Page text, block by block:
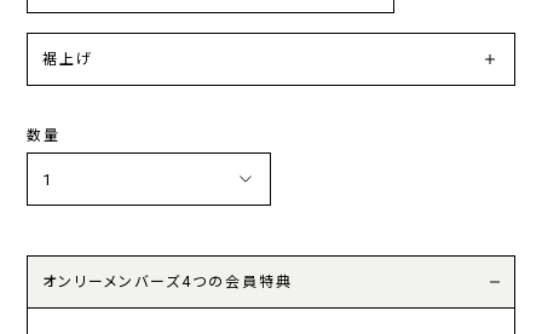
裾上げ
数量
オンリーメンバーズ4つの会員特典